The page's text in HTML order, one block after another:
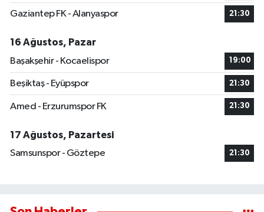
Gaziantep FK - Alanyaspor 21:30
16 Ağustos, Pazar
Başakşehir - Kocaelispor
19:00
Beşiktaş - Eyüpspor 21:30
Amed - Erzurumspor FK 21:30
17 Ağustos, Pazartesi
Samsunspor - Göztepe
21:30